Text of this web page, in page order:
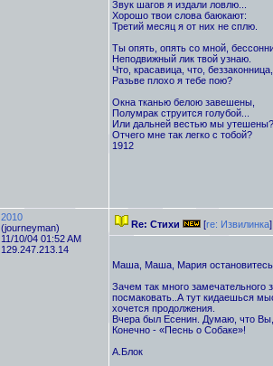
Звук шагов я издали ловлю...
Хорошо твои слова баюкают:
Третий месяц я от них не сплю.
Ты опять, опять со мной,
Неподвижный лик твой узнаю.
Что, красавица, что, беззаконница,
Разьве плохо я тебе пою?
Окна тканью белою завешены,
Полумрак струится голубой...
Или дальней вестью мы утешены?
Отчего мне так легко с тобой?
1912
2010
(journeyman)
11/10/04 01:52 AM
129.247.213.14
Re: Стихи [re: Извилинка]
Маша, Маша, Мария
Зачем так много замечательного
посмаковать..А тут кидаешься
хочется продолжения.
Вчера был Есенин. Думаю, что
Конечно - «Песнь о Собаке»!
А.Блок